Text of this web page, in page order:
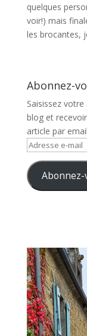
quelques
voir!) mais
les brocantes,
Abonnez-
Saisissez
blog et
article par
Adresse
mail Abonnez-